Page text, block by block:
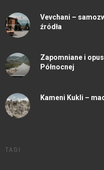
Vevchani –
źródła
Zapomniane i
Północnej
Kameni Kukli –
TAGI